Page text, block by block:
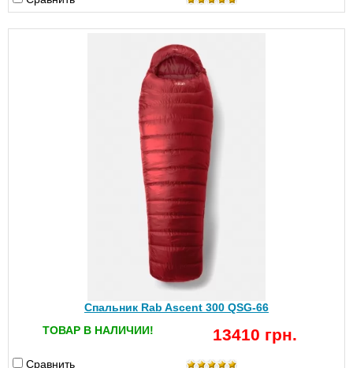
Спальник Rab Ascent 300 QSG-66
ТОВАР В НАЛИЧИИ!
13410 грн.
Сравнить